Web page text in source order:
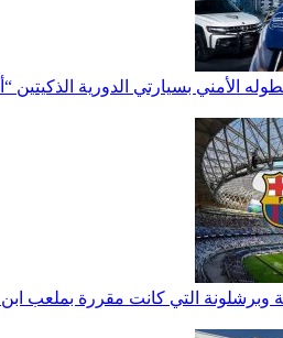
الأمني بسيارتي الدورية الذكيتين
وبرشلونة التي كانت مقررة بملعب